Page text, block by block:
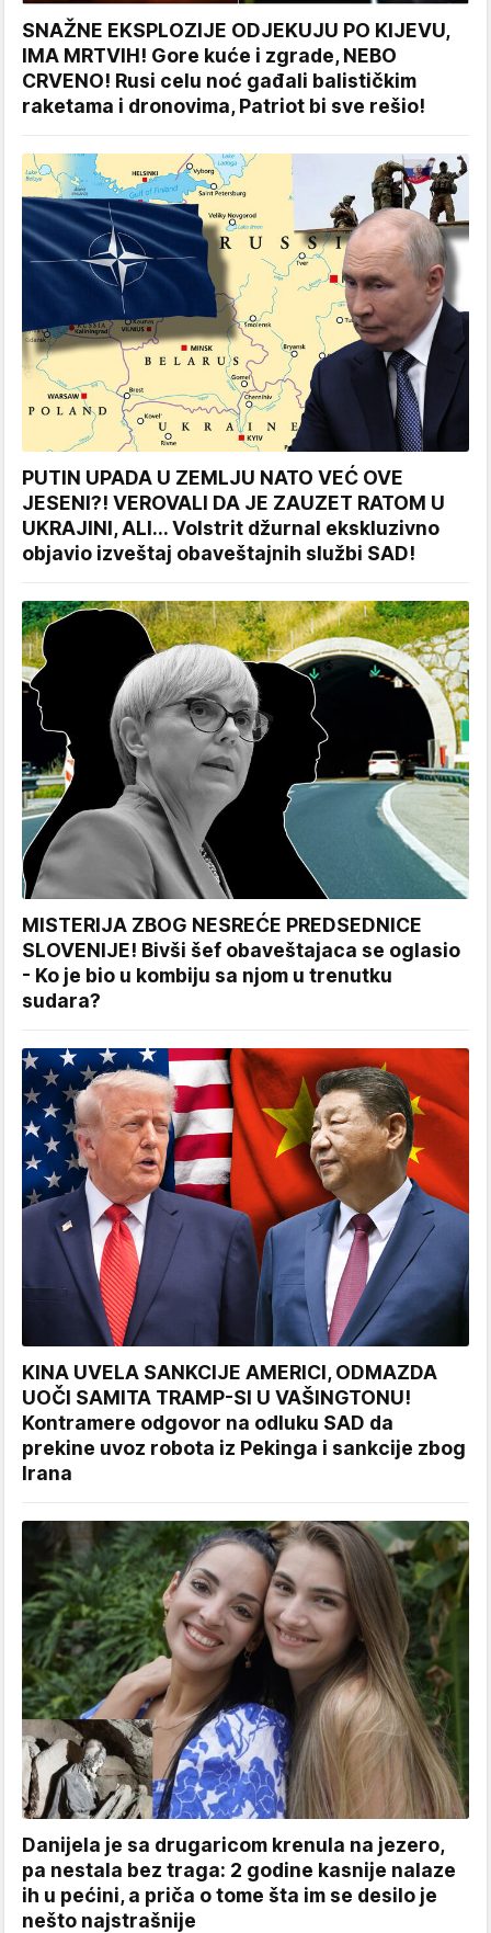
SNAŽNE EKSPLOZIJE ODJEKUJU PO KIJEVU,
IMA MRTVIH! Gore kuće i zgrade, NEBO
CRVENO! Rusi celu noć gađali balističkim
raketama i dronovima, Patriot bi sve rešio!
PUTIN UPADA U ZEMLJU NATO VEĆ OVE
JESENI?! VEROVALI DA JE ZAUZET RATOM U
UKRAJINI, ALI... Volstrit džurnal ekskluzivno
objavio izveštaj obaveštajnih službi SAD!
MISTERIJA ZBOG NESREĆE PREDSEDNICE
SLOVENIJE! Bivši šef obaveštajaca se oglasio
- Ko je bio u kombiju sa njom u trenutku
sudara?
KINA UVELA SANKCIJE AMERICI, ODMAZDA
UOČI SAMITA TRAMP-SI U VAŠINGTONU!
Kontramere odgovor na odluku SAD da
prekine uvoz robota iz Pekinga i sankcije zbog
Irana
Danijela je sa drugaricom krenula na jezero,
pa nestala bez traga: 2 godine kasnije nalaze
ih u pećini, a priča o tome šta im se desilo je
nešto najstrašnije